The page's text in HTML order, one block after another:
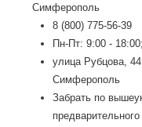
Симферополь
8 (800) 775-56-39
Пн-Пт: 9:00 -
улица Рубцова,
Симферополь
Забрать по